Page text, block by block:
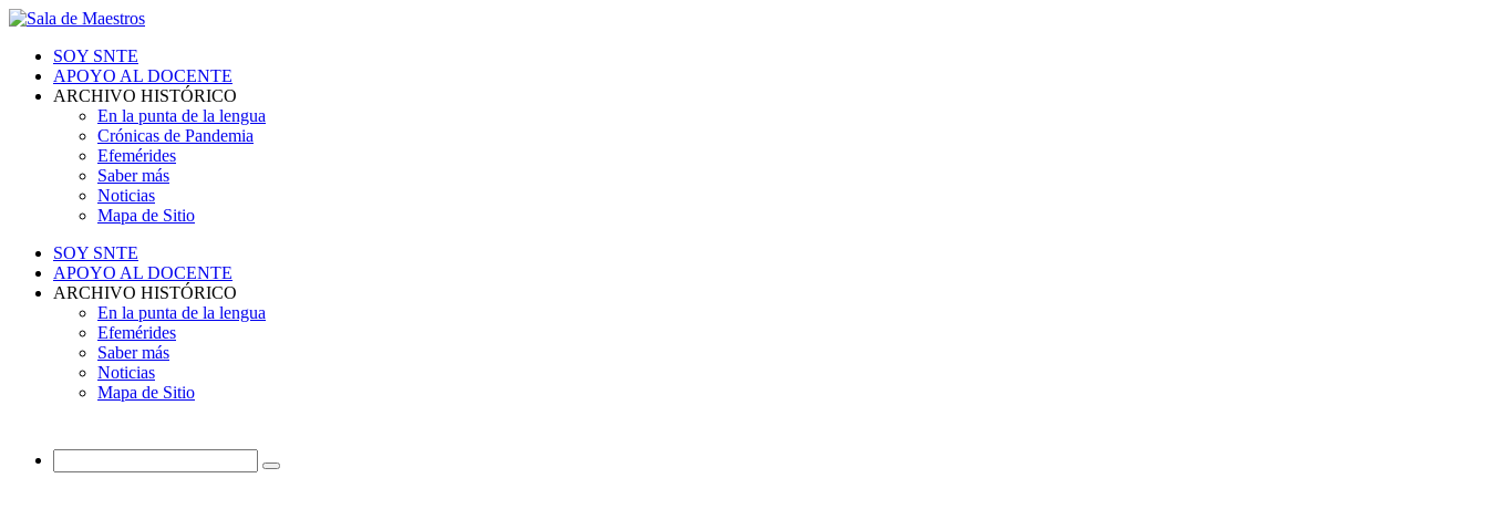
SOY SNTE
APOYO AL DOCENTE
ARCHIVO HISTÓRICO
En la punta de la lengua
Crónicas de Pandemia
Efemérides
Saber más
Noticias
Mapa de Sitio
SOY SNTE
APOYO AL DOCENTE
ARCHIVO HISTÓRICO
En la punta de la lengua
Efemérides
Saber más
Noticias
Mapa de Sitio